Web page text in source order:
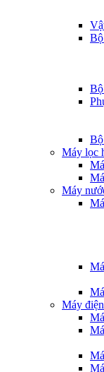
Máy lọc
Máy
Máy